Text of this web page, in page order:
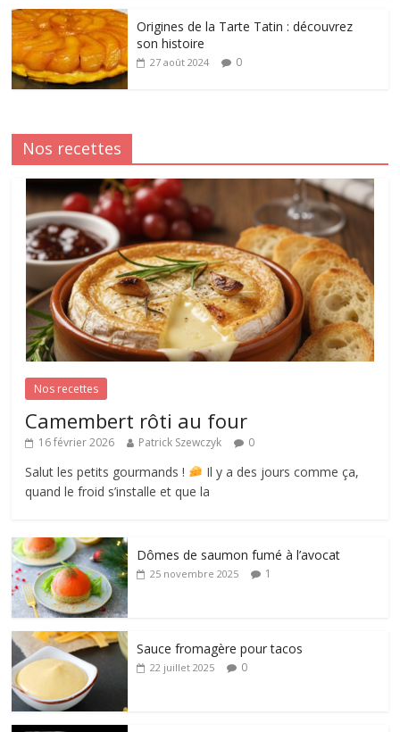
Origines de la Tarte Tatin : découvrez
son histoire
27 août 2024 0
Nos recettes
Nos recettes
Camembert rôti au four
16 février 2026 Patrick Szewczyk 0
Salut les petits gourmands !
Il y a des jours comme ça,
quand le froid s’installe et que la
Dômes de saumon fumé à l’avocat
25 novembre 2025 1
Sauce fromagère pour tacos
22 juillet 2025 0